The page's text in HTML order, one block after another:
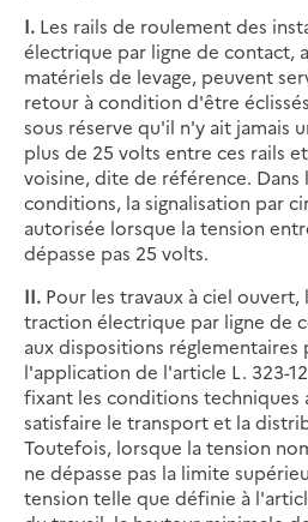
I. Les rails de roulement des
électrique par ligne de contact,
matériels de levage, peuvent
retour à condition d'être
sous réserve qu'il n'y ait jamais
plus de 25 volts entre ces rails
voisine, dite de référence. Dans
conditions, la signalisation par
autorisée lorsque la tension
dépasse pas 25 volts.
II. Pour les travaux à ciel ouvert,
traction électrique par ligne de
aux dispositions réglementaires
l'application de l'article L. 323-
fixant les conditions techniques
satisfaire le transport et la
Toutefois, lorsque la tension
ne dépasse pas la limite
tension telle que définie à